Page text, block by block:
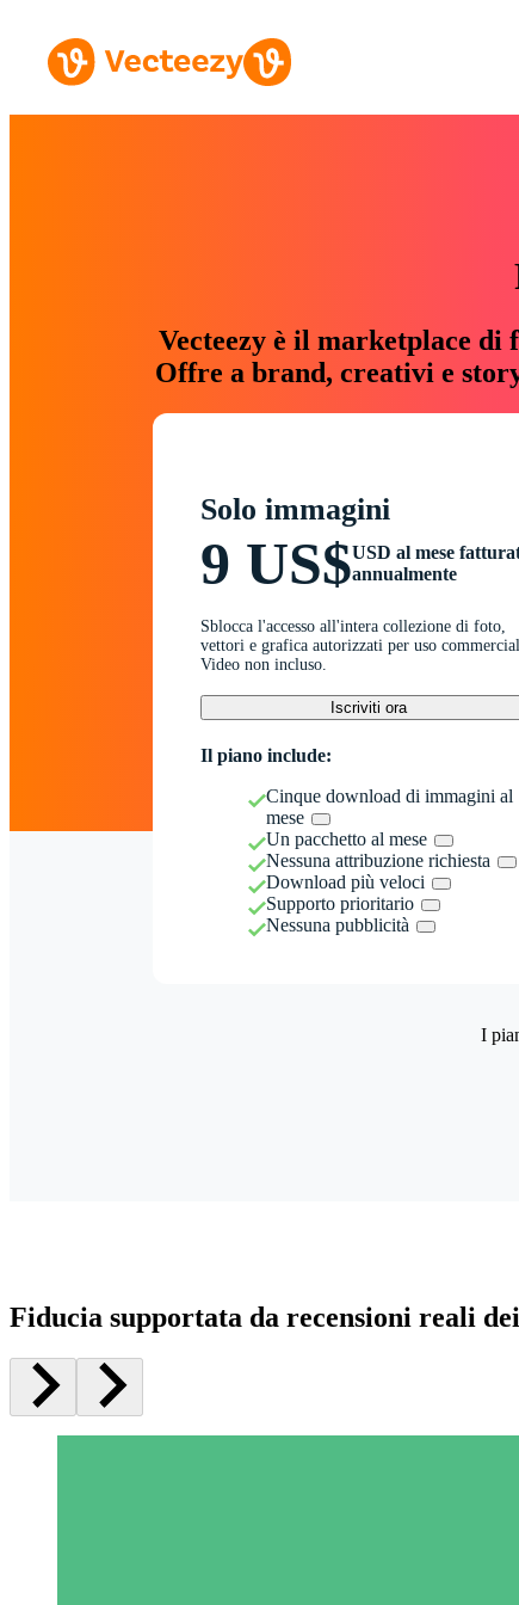
Vecteezy è il marketplace di
Offre a brand, creativi e
Solo immagini
9 US$USD al mese
annualmente
Sblocca l'accesso all'intera collezione di foto,
vettori e grafica autorizzati per uso
Video non incluso.
Iscriviti ora
Il piano include:
Cinque download di immagini al
mese
Un pacchetto al mese
Nessuna attribuzione richiesta
Download più veloci
Supporto prioritario
Nessuna pubblicità
I
Fiducia supportata da recensioni reali